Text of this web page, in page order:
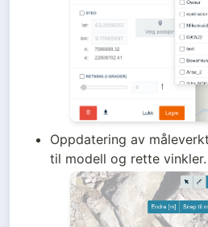
Oppdatering av
til modell og rette vinkler.